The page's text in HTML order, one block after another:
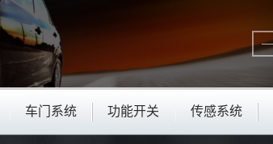
车门系统 功能开关 传感系统